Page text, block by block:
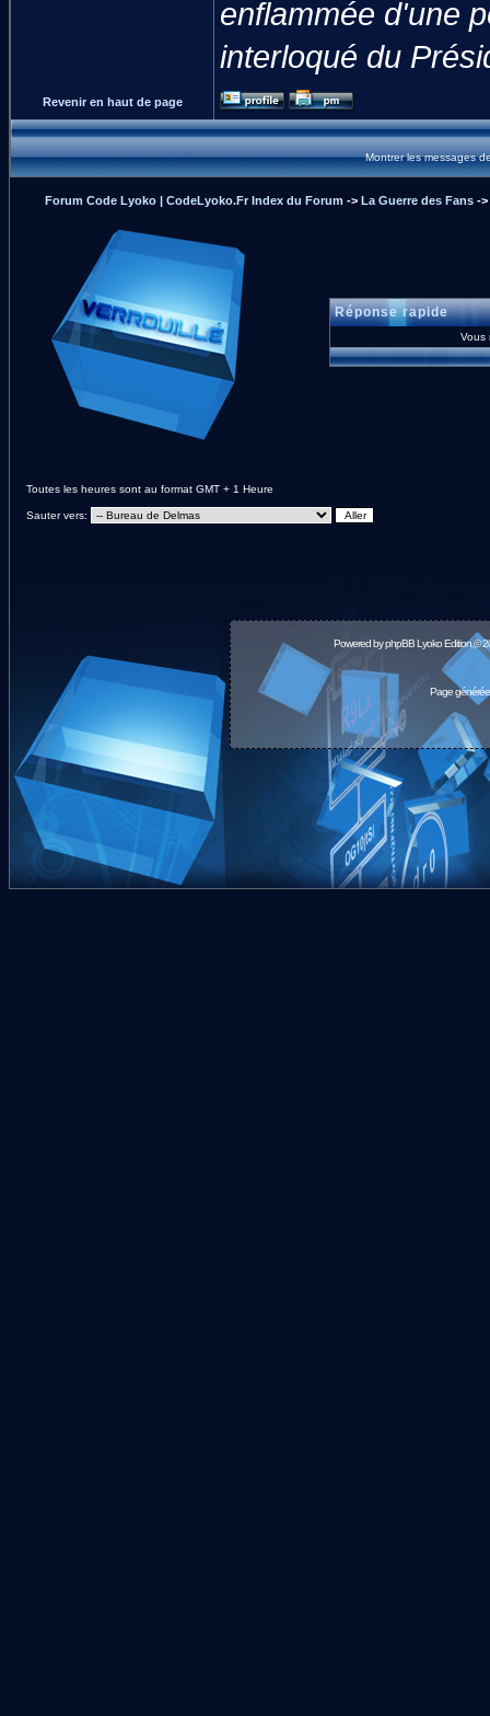
enflammée d'une
interloqué du
Revenir en haut de page
Montrer les messages
Forum Code Lyoko | CodeLyoko.Fr Index du Forum -> La Guerre des Fans->
Réponse rapide
Vous
Toutes les heures sont au format GMT + 1 Heure
Sauter vers:
Powered byphpBBLyoko Edition ©
Page